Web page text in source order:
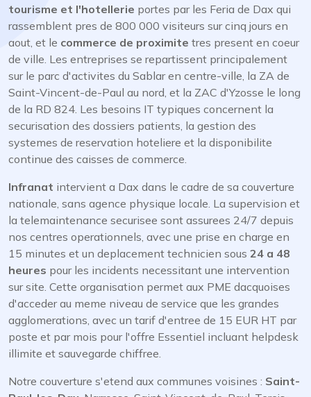
tourisme et l'hotellerie portes par les Feria de Dax qui
rassemblent pres de 800 000 visiteurs sur cinq jours en
aout, et le commerce de proximite tres present en coeur
de ville. Les entreprises se repartissent principalement
sur le parc d'activites du Sablar en centre-ville, la ZA de
Saint-Vincent-de-Paul au nord, et la ZAC d'Yzosse le long
de la RD 824. Les besoins IT typiques concernent la
securisation des dossiers patients, la gestion des
systemes de reservation hoteliere et la disponibilite
continue des caisses de commerce.
Infranat intervient a Dax dans le cadre de sa couverture
nationale, sans agence physique locale. La supervision et
la telemaintenance securisee sont assurees 24/7 depuis
nos centres operationnels, avec une prise en charge en
15 minutes et un deplacement technicien sous 24 a 48
heures pour les incidents necessitant une intervention
sur site. Cette organisation permet aux PME dacquoises
d'acceder au meme niveau de service que les grandes
agglomerations, avec un tarif d'entree de 15 EUR HT par
poste et par mois pour l'offre Essentiel incluant helpdesk
illimite et sauvegarde chiffree.
Notre couverture s'etend aux communes voisines : Saint-